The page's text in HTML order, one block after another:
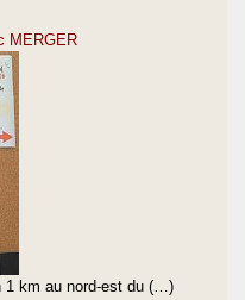
MERGER
1 km au nord-est du (…)